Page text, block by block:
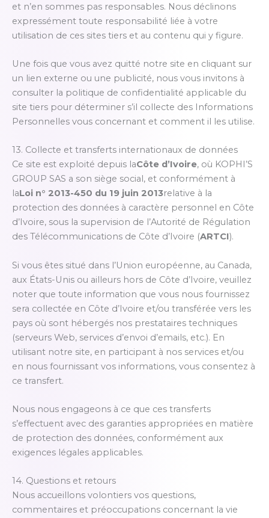
et n’en sommes pas responsables. Nous déclinons
expressément toute responsabilité liée à votre
utilisation de ces sites tiers et au contenu qui y figure.
Une fois que vous avez quitté notre site en cliquant sur
un lien externe ou une publicité, nous vous invitons à
consulter la politique de confidentialité applicable du
site tiers pour déterminer s’il collecte des Informations
Personnelles vous concernant et comment il les utilise.
13. Collecte et transferts internationaux de données
Ce site est exploité depuis laCôte d’Ivoire, où KOPHI’S
GROUP SAS a son siège social, et conformément à
laLoi n° 2013-450 du 19 juin 2013relative à la
protection des données à caractère personnel en Côte
d’Ivoire, sous la supervision de l’Autorité de Régulation
des Télécommunications de Côte d’Ivoire (ARTCI).
Si vous êtes situé dans l’Union européenne, au Canada,
aux États-Unis ou ailleurs hors de Côte d’Ivoire, veuillez
noter que toute information que vous nous fournissez
sera collectée en Côte d’Ivoire et/ou transférée vers les
pays où sont hébergés nos prestataires techniques
(serveurs Web, services d’envoi d’emails, etc.). En
utilisant notre site, en participant à nos services et/ou
en nous fournissant vos informations, vous consentez à
ce transfert.
Nous nous engageons à ce que ces transferts
s’effectuent avec des garanties appropriées en matière
de protection des données, conformément aux
exigences légales applicables.
14. Questions et retours
Nous accueillons volontiers vos questions,
commentaires et préoccupations concernant la vie